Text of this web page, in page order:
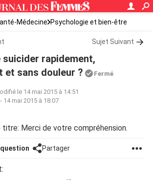
Médecine Psychologie et bien-être
Sujet Suivant
suicider rapidement,
et sans douleur ?
Fermé
le 14 mai 2015 à 14:51
- 14 mai 2015 à 18:07
Merci de votre compréhension.
Partager